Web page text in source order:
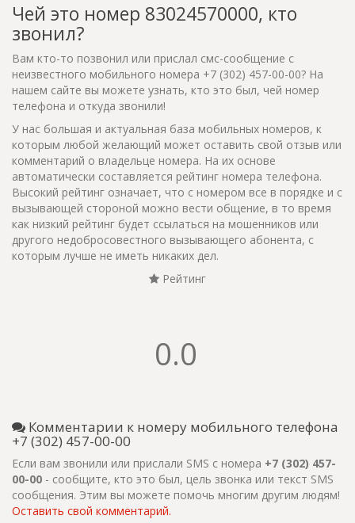
Чей это номер 83024570000, кто
звонил?
Вам кто-то позвонил или прислал смс-сообщение с
неизвестного мобильного номера +7 (302) 457-00-00? На
нашем сайте вы можете узнать, кто это был, чей номер
телефона и откуда звонили!
У нас большая и актуальная база мобильных номеров, к
которым любой желающий может оставить свой отзыв или
комментарий о владельце номера. На их основе
автоматически составляется рейтинг номера телефона.
Высокий рейтинг означает, что с номером все в порядке и с
вызывающей стороной можно вести общение, в то время
как низкий рейтинг будет ссылаться на мошенников или
другого недобросовестного вызывающего абонента, с
которым лучше не иметь никаких дел.
Рейтинг
0.0
Комментарии к номеру мобильного телефона
+7 (302) 457-00-00
Если вам звонили или прислали SMS с номера +7 (302) 457-
00-00 - сообщите, кто это был, цель звонка или текст SMS
сообщения. Этим вы можете помочь многим другим людям!
Оставить свой комментарий.